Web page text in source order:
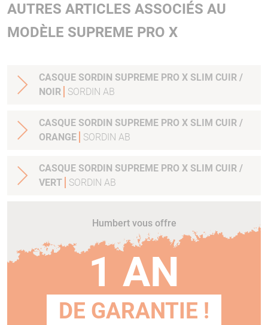
AUTRES ARTICLES ASSOCIÉS AU
MODÈLE SUPREME PRO X
CASQUE SORDIN SUPREME PRO X SLIM CUIR /
NOIR
SORDIN AB
CASQUE SORDIN SUPREME PRO X SLIM CUIR /
ORANGE
SORDIN AB
CASQUE SORDIN SUPREME PRO X SLIM CUIR /
VERT
SORDIN AB
Humbert vous offre
1 AN
DE GARANTIE !